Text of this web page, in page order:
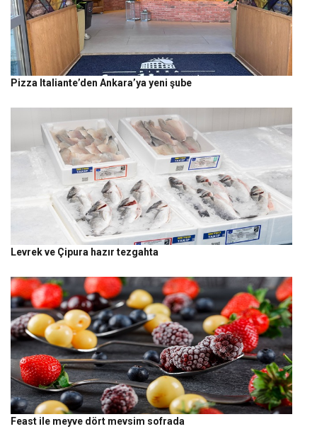
Pizza Italiante’den Ankara’ya yeni şube
Levrek ve Çipura hazır tezgahta
Feast ile meyve dört mevsim sofrada